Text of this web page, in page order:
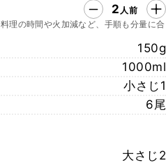
2 人前
理の時間や火加減など、手順も分量に合
150g
1000ml
小さじ1
6尾
大さじ2